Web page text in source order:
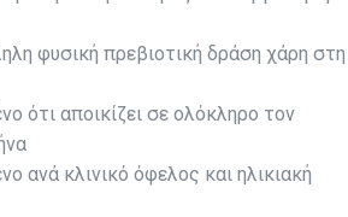
φυσική πρεβιοτική δράση χάρη στη
ότι αποικίζει σε ολόκληρο τον
ανά κλινικό όφελος και ηλικιακή